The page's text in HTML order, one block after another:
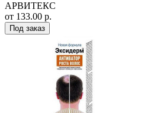
АРВИТЕКС
от 133.00 р.
Под заказ